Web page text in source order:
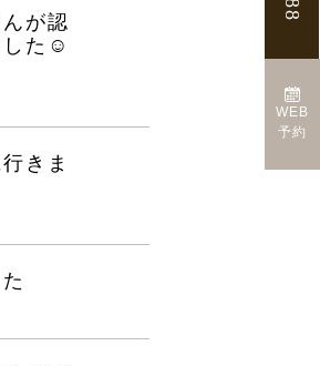
が認
した☺️
きま
WEB
予約